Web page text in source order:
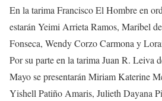
En la tarima Francisco El Hombre en
estarán Yeimi Arrieta Ramos, Maribel
Fonseca, Wendy Corzo Carmona y
Por su parte en la tarima Juan R. Leiva
Mayo se presentarán Miriam Katerine
Yishell Patiño Amaris, Julieth Dayana